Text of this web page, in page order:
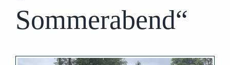
Sommerabend“